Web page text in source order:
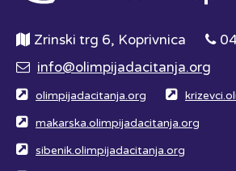
Zrinski trg 6, Koprivnica
info@olimpijadacitanja.org
olimpijadacitanja.org
makarska.olimpijadacitanja.org
sibenik.olimpijadacitanja.org